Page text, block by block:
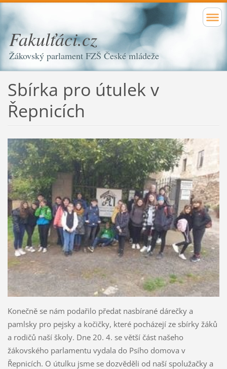
Fakulťáci.cz
Žákovský parlament FZŠ České mládeže
Sbírka pro útulek v
Řepnicích
Konečně se nám podařilo předat nasbírané dárečky a
pamlsky pro pejsky a kočičky, které pocházejí ze sbírky žáků
a rodičů naší školy. Dne 20. 4. se větší část našeho
žákovského parlamentu vydala do Psího domova v
Řepnicích. O útulku jsme se dozvěděli od naší spolužačky a